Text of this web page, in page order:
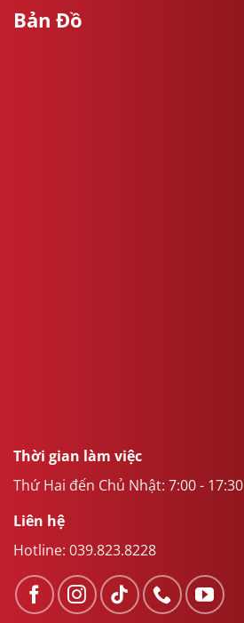
Bản Đồ
Thời gian làm việc
Thứ Hai đến Chủ Nhật: 7:00 - 17:30
Liên hệ
Hotline: 039.823.8228